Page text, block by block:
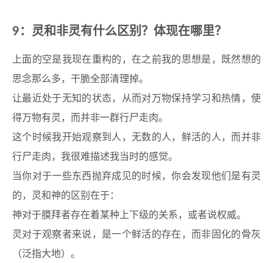
9：灵和非灵有什么区别？体现在哪里？
上面的空是我现在重构的，在之前我的思想是，既然想的
思念那么多，干脆全部清理掉。
让最近处于无知的状态，从而对万物保持学习和热情，使
得万物有灵，而并非一群行尸走肉。
这个时候我开始观察到人，无数的人，鲜活的人，而并非
行尸走肉，我很难描述我当时的感觉。
当你对于一些东西抛弃成见的时候，你会发现他们是有灵
的，灵和神的区别在于：
神对于膜拜者存在着某种上下级的关系，或者说权威。
灵对于观察者来说，是一个鲜活的存在，而非固化的骨灰
（泛指大地）。